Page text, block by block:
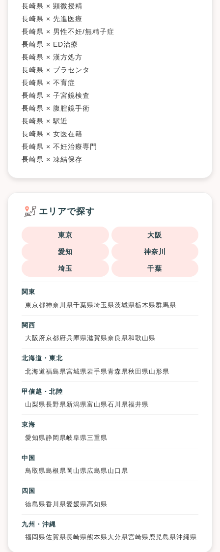
長崎県 × 顕微授精
長崎県 × 先進医療
長崎県 × 男性不妊/無精子症
長崎県 × ED治療
長崎県 × 漢方処方
長崎県 × プラセンタ
長崎県 × 不育症
長崎県 × 子宮鏡検査
長崎県 × 腹腔鏡手術
長崎県 × 駅近
長崎県 × 女医在籍
長崎県 × 不妊治療専門
長崎県 × 凍結保存
エリアで探す
東京 大阪
愛知 神奈川
埼玉 千葉
関東
東京都神奈川県千葉県埼玉県茨城県栃木県群馬県
関西
大阪府京都府兵庫県滋賀県奈良県和歌山県
北海道・東北
北海道福島県宮城県岩手県青森県秋田県 山形県
甲信越・北陸
山梨県長野県新潟県富山県石川県福井県
東海
愛知県静岡県岐阜県 三重県
中国
鳥取県島根県 岡山県広島県山口県
四国
徳島県香川県愛媛県高知県
九州・沖縄
福岡県佐賀県長崎県熊本県大分県宮崎県鹿児島県沖縄県